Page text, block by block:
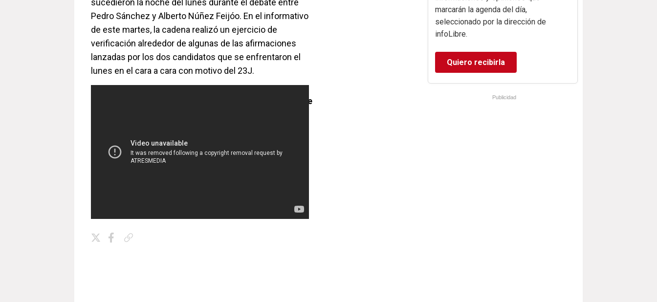
sucedieron la noche del lunes durante el debate entre
Pedro Sánchez y Alberto Núñez Feijóo. En el informativo
de este martes, la cadena realizó un ejercicio de
verificación alrededor de algunas de las afirmaciones
lanzadas por los dos candidatos que se enfrentaron el
lunes en el cara a cara con motivo del 23J.
La Sexta desmonta los bulos del cara a cara entre
marcarán la agenda del día,
seleccionado por la dirección de
infoLibre.
Quiero recibirla
Publicidad